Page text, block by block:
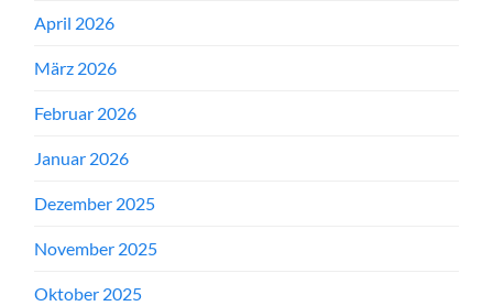
April 2026
März 2026
Februar 2026
Januar 2026
Dezember 2025
November 2025
Oktober 2025